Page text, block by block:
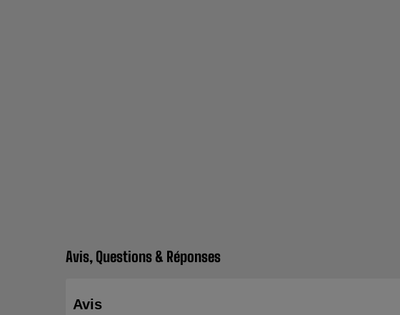
Avis, Questions & Réponses